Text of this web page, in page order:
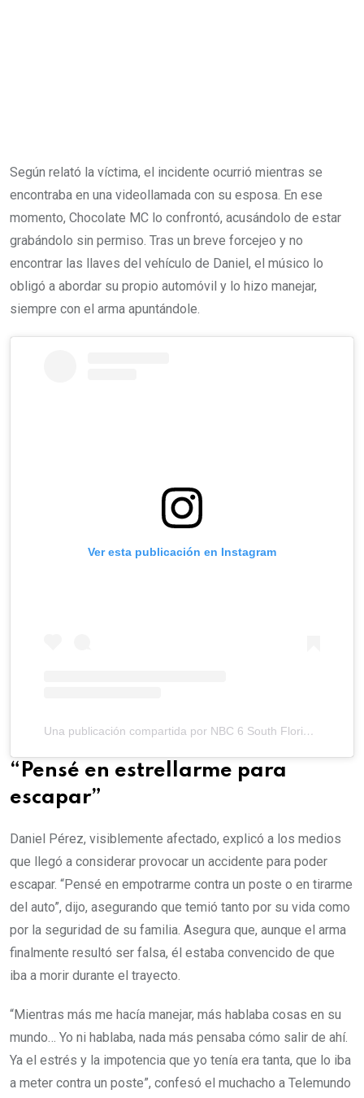
Según relató la víctima, el incidente ocurrió mientras se
encontraba en una videollamada con su esposa. En ese
momento, Chocolate MC lo confrontó, acusándolo de estar
grabándolo sin permiso. Tras un breve forcejeo y no
encontrar las llaves del vehículo de Daniel, el músico lo
obligó a abordar su propio automóvil y lo hizo manejar,
siempre con el arma apuntándole.
Ver esta publicación en Instagram
Una publicación compartida por NBC 6 South Florida (@nbc6)
“Pensé en estrellarme para
escapar”
Daniel Pérez, visiblemente afectado, explicó a los medios
que llegó a considerar provocar un accidente para poder
escapar. “Pensé en empotrarme contra un poste o en tirarme
del auto”, dijo, asegurando que temió tanto por su vida como
por la seguridad de su familia. Asegura que, aunque el arma
finalmente resultó ser falsa, él estaba convencido de que
iba a morir durante el trayecto.
“Mientras más me hacía manejar, más hablaba cosas en su
mundo… Yo ni hablaba, nada más pensaba cómo salir de ahí.
Ya el estrés y la impotencia que yo tenía era tanta, que lo iba
a meter contra un poste”, confesó el muchacho a Telemundo